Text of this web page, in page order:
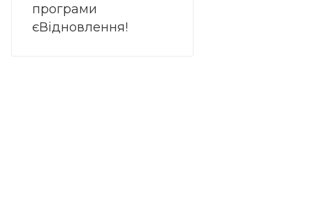
програми
єВідновлення!